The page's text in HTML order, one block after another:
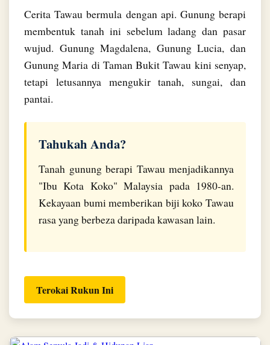
Cerita Tawau bermula dengan api. Gunung berapi
membentuk tanah ini sebelum ladang dan pasar
wujud. Gunung Magdalena, Gunung Lucia, dan
Gunung Maria di Taman Bukit Tawau kini senyap,
tetapi letusannya mengukir tanah, sungai, dan
pantai.
Tahukah Anda?
Tanah gunung berapi Tawau menjadikannya
"Ibu Kota Koko" Malaysia pada 1980-an.
Kekayaan bumi memberikan biji koko Tawau
rasa yang berbeza daripada kawasan lain.
Terokai Rukun Ini